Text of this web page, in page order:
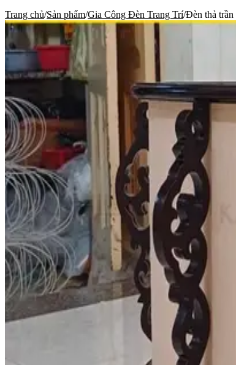
Trang chủ/Sản phẩm/Gia Công Đèn Trang Trí/Đèn thả trần